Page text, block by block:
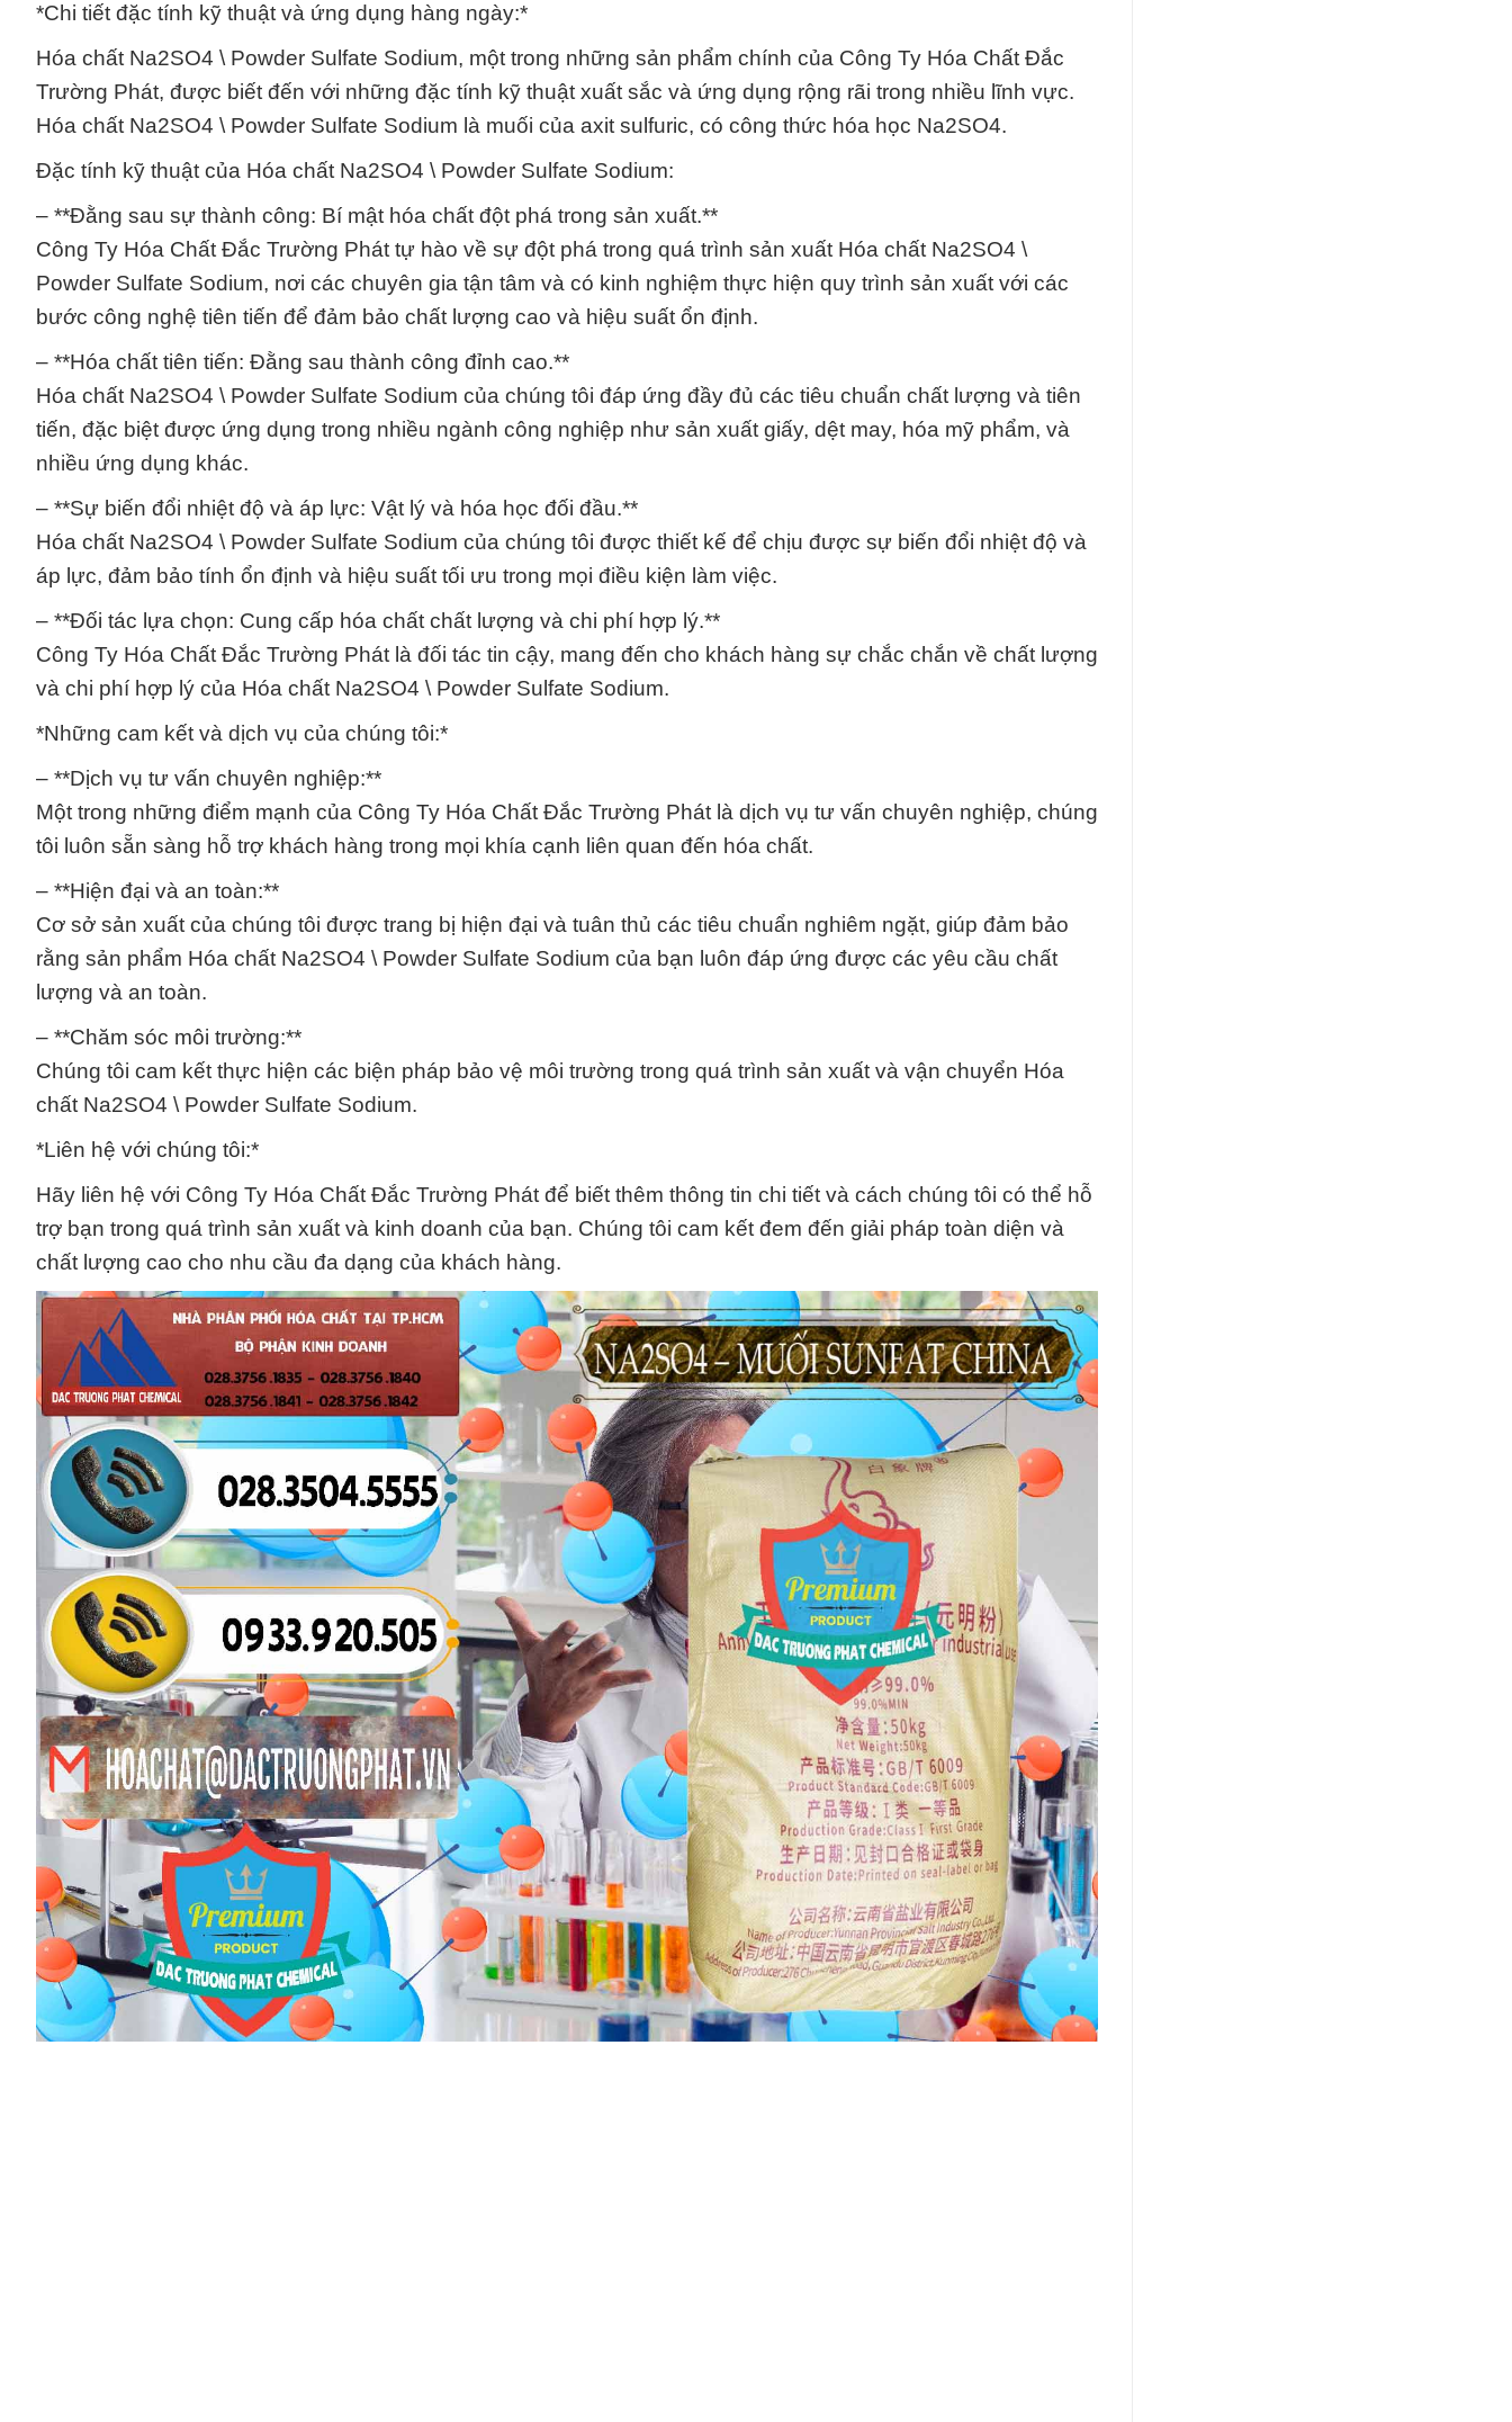
*Chi tiết đặc tính kỹ thuật và ứng dụng hàng ngày:*
Hóa chất Na2SO4 \ Powder Sulfate Sodium, một trong những sản phẩm chính của Công Ty Hóa Chất Đắc
Trường Phát, được biết đến với những đặc tính kỹ thuật xuất sắc và ứng dụng rộng rãi trong nhiều lĩnh vực.
Hóa chất Na2SO4 \ Powder Sulfate Sodium là muối của axit sulfuric, có công thức hóa học Na2SO4.
Đặc tính kỹ thuật của Hóa chất Na2SO4 \ Powder Sulfate Sodium:
– **Đằng sau sự thành công: Bí mật hóa chất đột phá trong sản xuất.**
Công Ty Hóa Chất Đắc Trường Phát tự hào về sự đột phá trong quá trình sản xuất Hóa chất Na2SO4 \
Powder Sulfate Sodium, nơi các chuyên gia tận tâm và có kinh nghiệm thực hiện quy trình sản xuất với các
bước công nghệ tiên tiến để đảm bảo chất lượng cao và hiệu suất ổn định.
– **Hóa chất tiên tiến: Đằng sau thành công đỉnh cao.**
Hóa chất Na2SO4 \ Powder Sulfate Sodium của chúng tôi đáp ứng đầy đủ các tiêu chuẩn chất lượng và tiên
tiến, đặc biệt được ứng dụng trong nhiều ngành công nghiệp như sản xuất giấy, dệt may, hóa mỹ phẩm, và
nhiều ứng dụng khác.
– **Sự biến đổi nhiệt độ và áp lực: Vật lý và hóa học đối đầu.**
Hóa chất Na2SO4 \ Powder Sulfate Sodium của chúng tôi được thiết kế để chịu được sự biến đổi nhiệt độ và
áp lực, đảm bảo tính ổn định và hiệu suất tối ưu trong mọi điều kiện làm việc.
– **Đối tác lựa chọn: Cung cấp hóa chất chất lượng và chi phí hợp lý.**
Công Ty Hóa Chất Đắc Trường Phát là đối tác tin cậy, mang đến cho khách hàng sự chắc chắn về chất lượng
và chi phí hợp lý của Hóa chất Na2SO4 \ Powder Sulfate Sodium.
*Những cam kết và dịch vụ của chúng tôi:*
– **Dịch vụ tư vấn chuyên nghiệp:**
Một trong những điểm mạnh của Công Ty Hóa Chất Đắc Trường Phát là dịch vụ tư vấn chuyên nghiệp, chúng
tôi luôn sẵn sàng hỗ trợ khách hàng trong mọi khía cạnh liên quan đến hóa chất.
– **Hiện đại và an toàn:**
Cơ sở sản xuất của chúng tôi được trang bị hiện đại và tuân thủ các tiêu chuẩn nghiêm ngặt, giúp đảm bảo
rằng sản phẩm Hóa chất Na2SO4 \ Powder Sulfate Sodium của bạn luôn đáp ứng được các yêu cầu chất
lượng và an toàn.
– **Chăm sóc môi trường:**
Chúng tôi cam kết thực hiện các biện pháp bảo vệ môi trường trong quá trình sản xuất và vận chuyển Hóa
chất Na2SO4 \ Powder Sulfate Sodium.
*Liên hệ với chúng tôi:*
Hãy liên hệ với Công Ty Hóa Chất Đắc Trường Phát để biết thêm thông tin chi tiết và cách chúng tôi có thể hỗ
trợ bạn trong quá trình sản xuất và kinh doanh của bạn. Chúng tôi cam kết đem đến giải pháp toàn diện và
chất lượng cao cho nhu cầu đa dạng của khách hàng.